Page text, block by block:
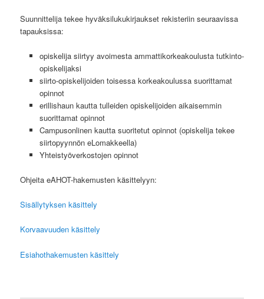
Suunnittelija tekee hyväksilukukirjaukset rekisteriin seuraavissa
tapauksissa:
opiskelija siirtyy avoimesta ammattikorkeakoulusta tutkinto-
opiskelijaksi
siirto-opiskelijoiden toisessa korkeakoulussa suorittamat
opinnot
erillishaun kautta tulleiden opiskelijoiden aikaisemmin
suorittamat opinnot
Campusonlinen kautta suoritetut opinnot (opiskelija tekee
siirtopyynnön eLomakkeella)
Yhteistyöverkostojen opinnot
Ohjeita eAHOT-hakemusten käsittelyyn:
Sisällytyksen käsittely
Korvaavuuden käsittely
Esiahothakemusten käsittely